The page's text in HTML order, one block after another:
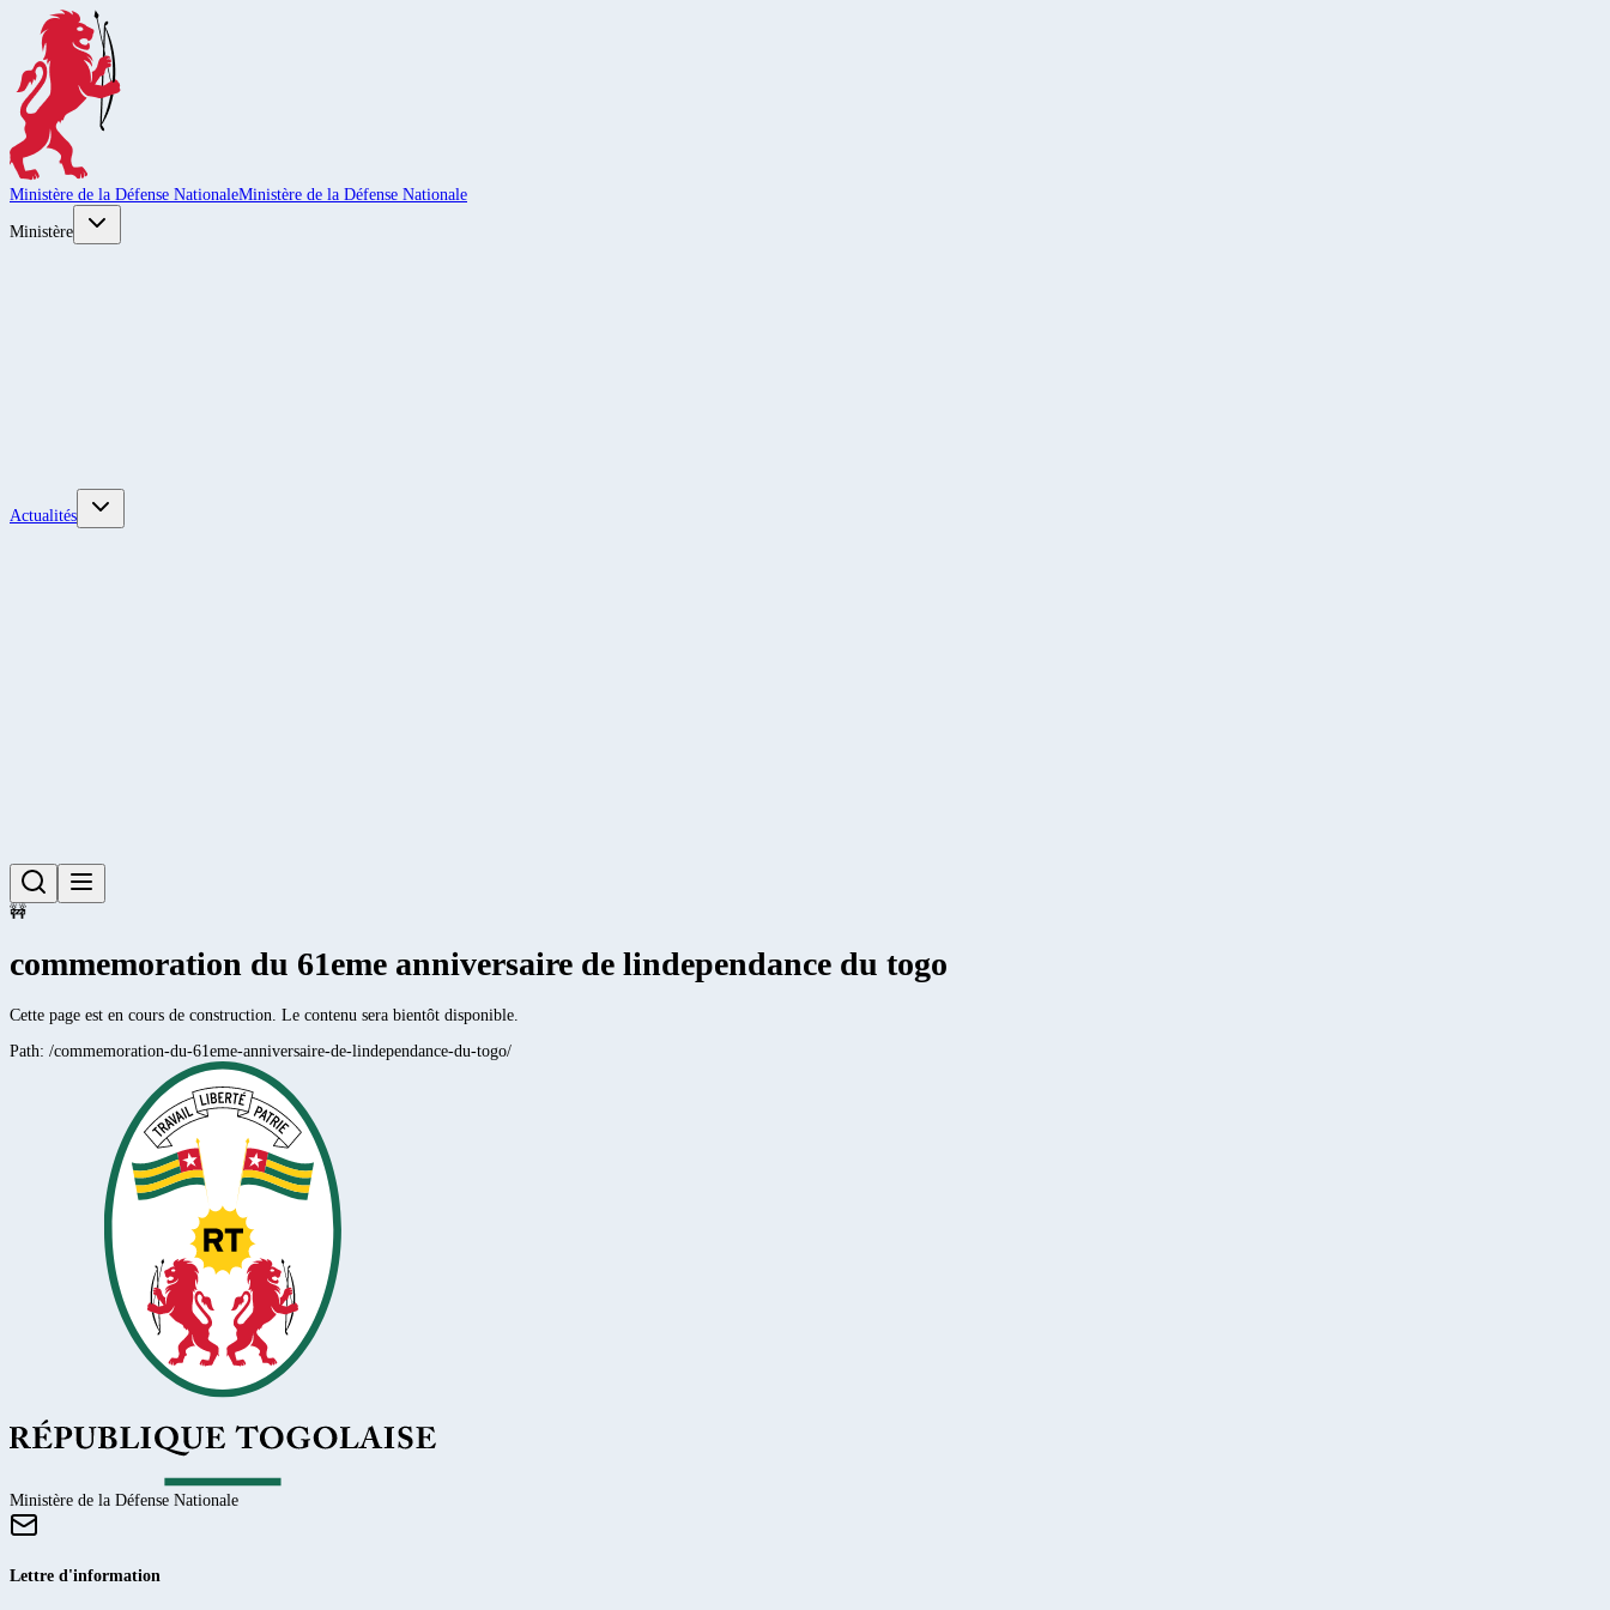
Ministère de la Défense NationaleMinistère de la Défense Nationale
Ministère
Actualités
🚧
commemoration du 61eme anniversaire de lindependance du togo
Cette page est en cours de construction. Le contenu sera bientôt disponible.
Path: /commemoration-du-61eme-anniversaire-de-lindependance-du-togo/
Ministère de la Défense Nationale
Lettre d'information